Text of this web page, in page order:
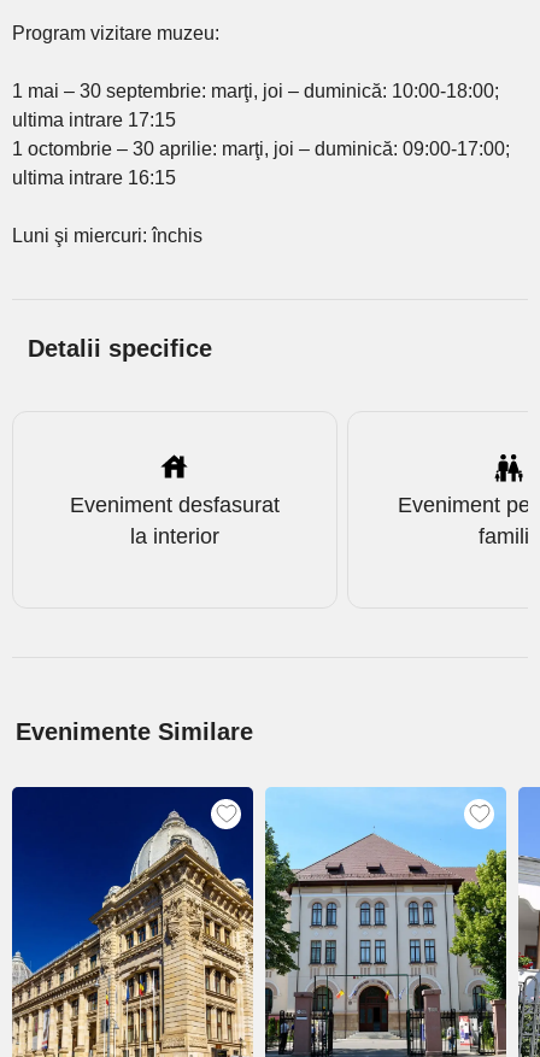
Program vizitare muzeu:
1 mai – 30 septembrie: marţi, joi – duminică: 10:00-18:00;
ultima intrare 17:15
1 octombrie – 30 aprilie: marţi, joi – duminică: 09:00-17:00;
ultima intrare 16:15
Luni şi miercuri: închis
Detalii specifice
Eveniment desfasurat
la interior
Eveniment
familia
Evenimente Similare